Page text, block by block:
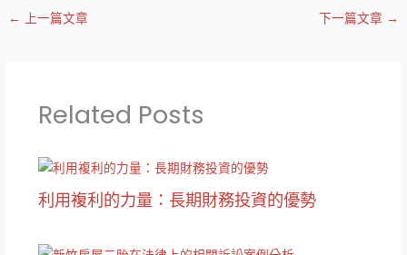
← 上一篇文章 下一篇文章 →
Related Posts
利用複利的力量：長期財務投資的優勢